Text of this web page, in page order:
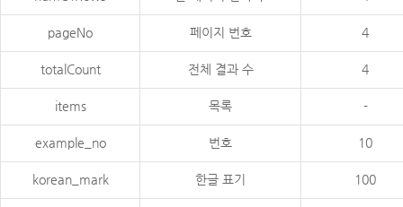
pageNo 페이지 번호 4
totalCount 전체 결과 수 4
items 목록 -
example_no 번호 10
korean_mark 한글 표기 100